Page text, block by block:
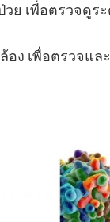
เพื่อตรวจดูร
อง เพื่อตรวจแ